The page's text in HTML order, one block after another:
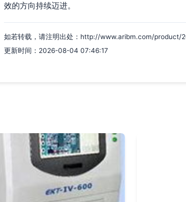
效的方向持续迈进。
如若转载，请注明出处：http://www.aribm.com/product/
更新时间：2026-08-04 07:46:17